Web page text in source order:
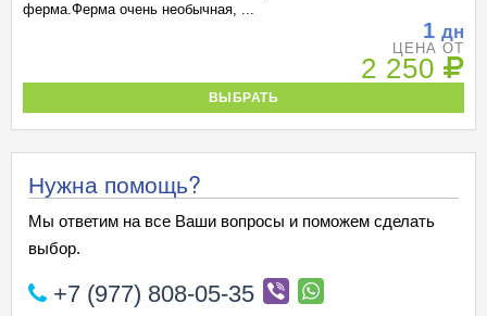
ферма.Ферма очень необычная, ...
1 дн
ЦЕНА ОТ
2 250
ВЫБРАТЬ
Нужна помощь?
Мы ответим на все Ваши вопросы и поможем сделать
выбор.
+7 (977) 808-05-35